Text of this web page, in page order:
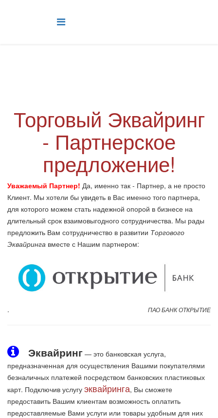
Торговый Эквайринг
- Партнерское
предложение!
Уважаемый Партнер! Да, именно так - Партнер, а не просто
Клиент. Мы хотели бы увидеть в Вас именно того партнера,
для которого можем стать надежной опорой в бизнесе на
длительный срок взаимовыгодного сотрудничества. Мы рады
предложить Вам сотрудничество в развитии Торгового
Эквайринга вместе с Нашим партнером:
ПАО БАНК ОТКРЫТИЕ
.
Эквайринг — это банковская услуга,
предназначенная для осуществления Вашими покупателями
безналичных платежей посредством банковских пластиковых
карт. Подключив услугу эквайринга, Вы сможете
предоставить Вашим клиентам возможность оплатить
предоставляемые Вами услуги или товары удобным для них